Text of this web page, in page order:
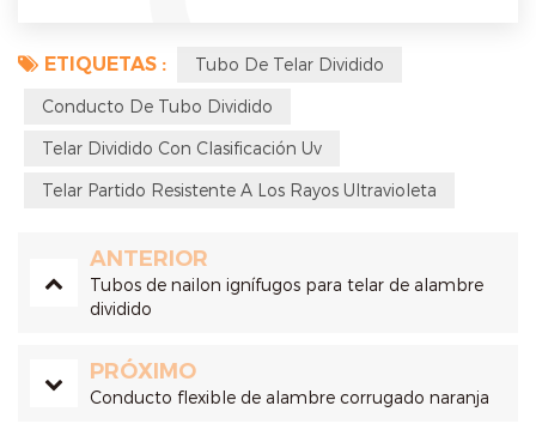
ETIQUETAS : Tubo De Telar Dividido
Conducto De Tubo Dividido
Telar Dividido Con Clasificación Uv
Telar Partido Resistente A Los Rayos Ultravioleta
ANTERIOR
Tubos de nailon ignífugos para telar de alambre
dividido
PRÓXIMO
Conducto flexible de alambre corrugado naranja